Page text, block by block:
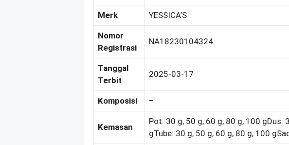
Merk YESSICA’S
Nomor
Registrasi
NA18230104324
Tanggal
Terbit
2025-03-17
Komposisi –
Kemasan
Pot: 30 g, 50 g, 60 g, 80 g, 100 gDus:
gTube: 30 g, 50 g, 60 g, 80 g, 100